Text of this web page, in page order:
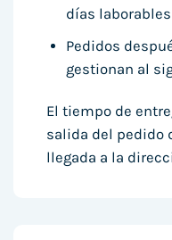
días
Pedidos
gestionan al
El tiempo de
salida del pedido
llegada a la